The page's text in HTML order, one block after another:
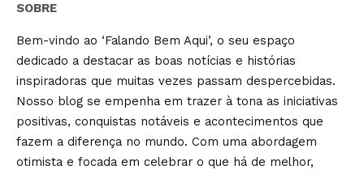
SOBRE
Bem-vindo ao ‘Falando Bem Aqui’, o seu espaço
dedicado a destacar as boas notícias e histórias
inspiradoras que muitas vezes passam despercebidas.
Nosso blog se empenha em trazer à tona as iniciativas
positivas, conquistas notáveis e acontecimentos que
fazem a diferença no mundo. Com uma abordagem
otimista e focada em celebrar o que há de melhor,